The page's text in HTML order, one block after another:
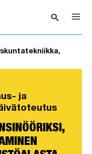
searchAvaa haku
ja